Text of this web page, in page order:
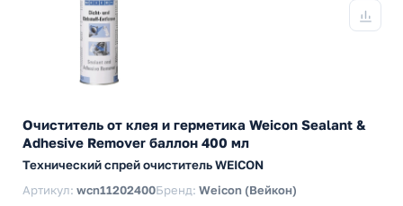
Очиститель от клея и герметика Weicon Sealant &
Adhesive Remover баллон 400 мл
Технический спрей очиститель WEICON
Артикул: wcn11202400Бренд: Weicon (Вейкон)